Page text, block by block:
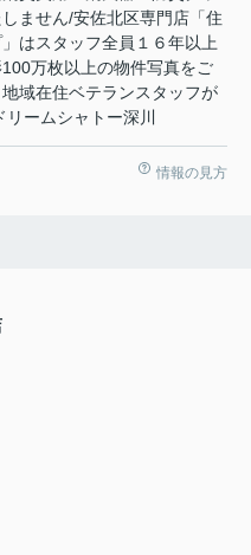
ません/安佐北区専門店「住
はスタッフ全員１６年以上
万枚以上の物件写真をご
域在住ベテランスタッフが
ームシャトー深川
情報の見方